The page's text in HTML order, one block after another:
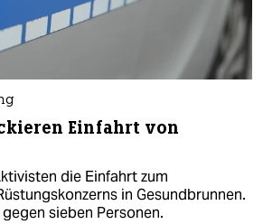
Einfahrt von
die Einfahrt zum
in Gesundbrunnen.
sieben Personen.